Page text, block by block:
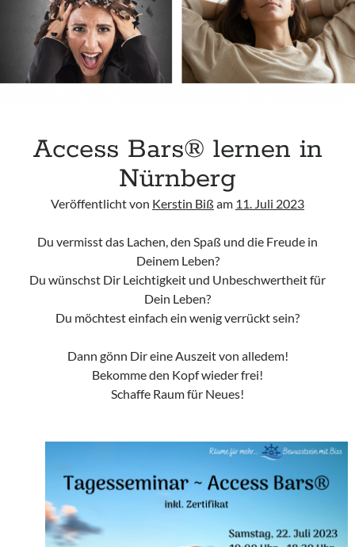
Access Bars® lernen in
Nürnberg
Veröffentlicht von Kerstin Biß am 11. Juli 2023
Du vermisst das Lachen, den Spaß und die Freude in
Deinem Leben?
Du wünschst Dir Leichtigkeit und Unbeschwertheit für
Dein Leben?
Du möchtest einfach ein wenig verrückt sein?
Dann gönn Dir eine Auszeit von alledem!
Bekomme den Kopf wieder frei!
Schaffe Raum für Neues!